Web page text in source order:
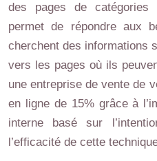
des pages de catégories
permet de répondre aux
cherchent des informations
vers les pages où ils
une entreprise de vente de
en ligne de 15% grâce à
interne basé sur
l’efficacité de cette